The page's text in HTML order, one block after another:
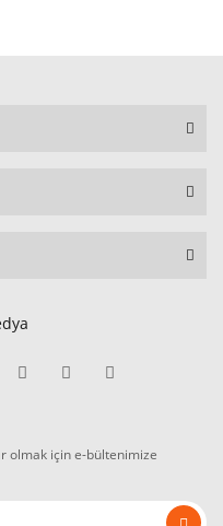
olmak için e-bültenimize